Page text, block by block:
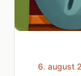
6. august